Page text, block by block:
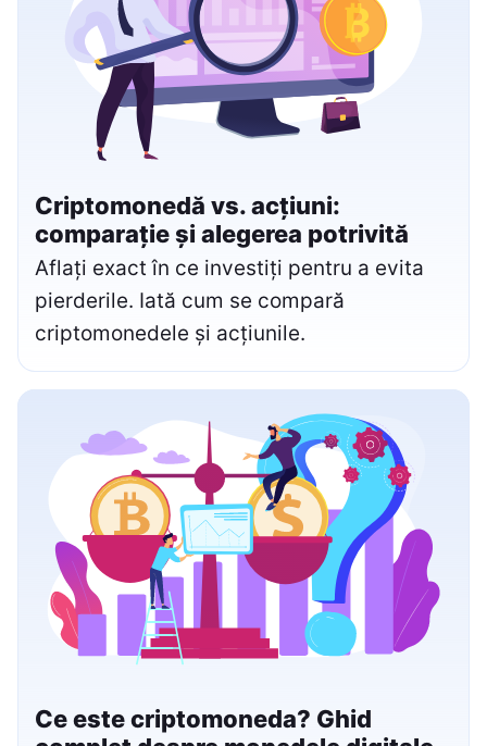
Criptomonedă vs. acțiuni:
comparație și alegerea potrivită
Aflați exact în ce investiți pentru a evita
pierderile. Iată cum se compară
criptomonedele și acțiunile.
Ce este criptomoneda? Ghid